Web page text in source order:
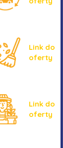
Link do
oferty
Link do
oferty